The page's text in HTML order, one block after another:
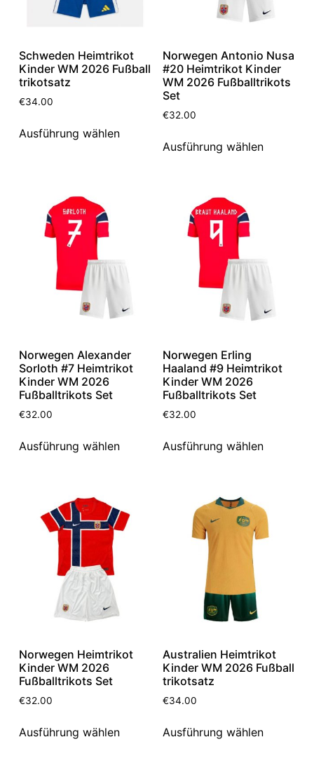
Schweden Heimtrikot
Kinder WM 2026 Fußball
trikotsatz
€34.00
Ausführung wählen
Norwegen Antonio Nusa
#20 Heimtrikot Kinder
WM 2026 Fußballtrikots
Set
€32.00
Ausführung wählen
Norwegen Alexander
Sorloth #7 Heimtrikot
Kinder WM 2026
Fußballtrikots Set
€32.00
Ausführung wählen
Norwegen Erling
Haaland #9 Heimtrikot
Kinder WM 2026
Fußballtrikots Set
€32.00
Ausführung wählen
Norwegen Heimtrikot
Kinder WM 2026
Fußballtrikots Set
€32.00
Ausführung wählen
Australien Heimtrikot
Kinder WM 2026 Fußball
trikotsatz
€34.00
Ausführung wählen